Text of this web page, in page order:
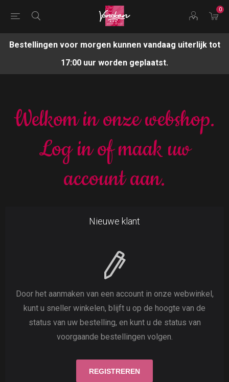
0
Bestellingen voor morgen kunnen vandaag uiterlijk tot
17:00 uur worden geplaatst.
Welkom in onze webshop.
Log in of maak uw
account aan.
Nieuwe klant
Door het aanmaken van een account in onze webwinkel,
kunt u sneller winkelen, blijft u op de hoogte van de
status van uw bestelling, en kunt u de status van
voorgaande bestellingen volgen.